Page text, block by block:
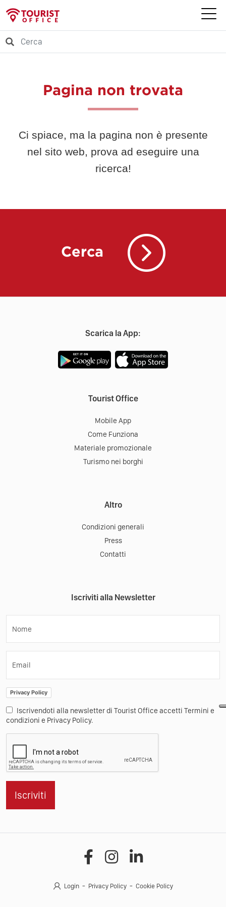
Pagina non trovata
Ci spiace, ma la pagina non è presente
nel sito web, prova ad eseguire una
ricerca!
Cerca
Scarica la App:
Tourist Office
Mobile App
Come Funziona
Materiale promozionale
Turismo nei borghi
Altro
Condizioni generali
Press
Contatti
Iscriviti alla Newsletter
Nome
Email
Privacy Policy
Iscrivendoti alla newsletter di Tourist Office accetti Termini e
condizioni e Privacy Policy.
Iscriviti
Login Privacy Policy Cookie Policy